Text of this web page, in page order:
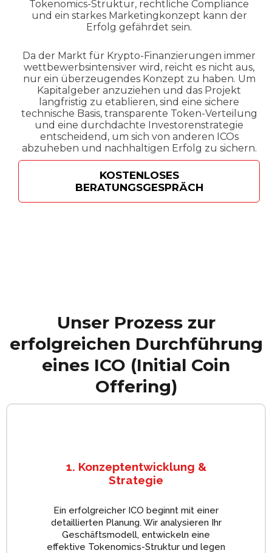
Tokenomics-Struktur, rechtliche Compliance
und ein starkes Marketingkonzept kann der
Erfolg gefährdet sein.
Da der Markt für Krypto-Finanzierungen immer
wettbewerbsintensiver wird, reicht es nicht aus,
nur ein überzeugendes Konzept zu haben. Um
Kapitalgeber anzuziehen und das Projekt
langfristig zu etablieren, sind eine sichere
technische Basis, transparente Token-Verteilung
und eine durchdachte Investorenstrategie
entscheidend, um sich von anderen ICOs
abzuheben und nachhaltigen Erfolg zu sichern.
KOSTENLOSES
BERATUNGSGESPRÄCH
Unser Prozess zur
erfolgreichen Durchführung
eines ICO (Initial Coin
Offering)
1. Konzeptentwicklung &
Strategie
Ein erfolgreicher ICO beginnt mit einer
detaillierten Planung. Wir analysieren Ihr
Geschäftsmodell, entwickeln eine
effektive Tokenomics-Struktur und legen